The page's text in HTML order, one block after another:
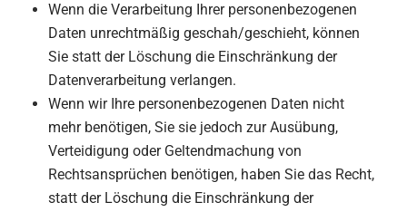
Wenn die Verarbeitung Ihrer personenbezogenen
Daten unrechtmäßig geschah/geschieht, können
Sie statt der Löschung die Einschränkung der
Datenverarbeitung verlangen.
Wenn wir Ihre personenbezogenen Daten nicht
mehr benötigen, Sie sie jedoch zur Ausübung,
Verteidigung oder Geltendmachung von
Rechtsansprüchen benötigen, haben Sie das Recht,
statt der Löschung die Einschränkung der